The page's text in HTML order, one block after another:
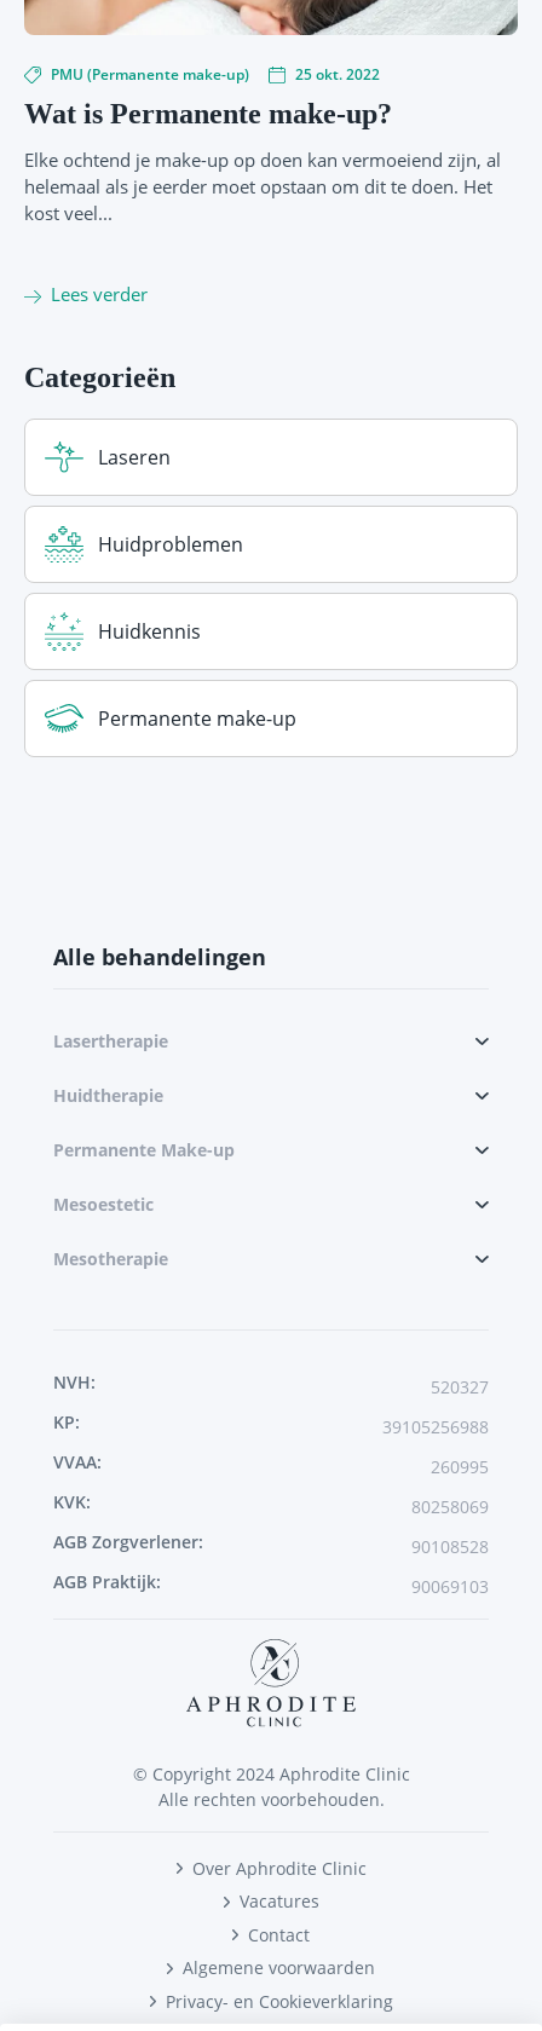
PMU (Permanente make-up) 25 okt. 2022
Wat is Permanente make-up?
Elke ochtend je make-up op doen kan vermoeiend zijn, al
helemaal als je eerder moet opstaan om dit te doen. Het
kost veel...
Lees verder
Categorieën
Laseren
Huidproblemen
Huidkennis
Permanente make-up
Alle behandelingen
Lasertherapie
Huidtherapie
Permanente Make-up
Mesoestetic
Mesotherapie
© Copyright 2024 Aphrodite Clinic
Alle rechten voorbehouden.
NVH:
520327
KP:
39105256988
VVAA:
260995
KVK:
80258069
AGB Zorgverlener:
90108528
AGB Praktijk:
90069103
Over Aphrodite Clinic
Vacatures
Contact
Algemene voorwaarden
Privacy- en Cookieverklaring